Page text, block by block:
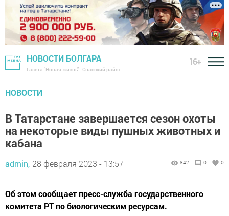
НОВОСТИ БОЛГАРА
Газета "Новая жизнь" - Спасский район
16+
НОВОСТИ
В Татарстане завершается сезон охоты
на некоторые виды пушных животных и
кабана
admin, 28 февраля 2023 - 13:57 842 0 0
Об этом сообщает пресс-служба государственного
комитета РТ по биологическим ресурсам.